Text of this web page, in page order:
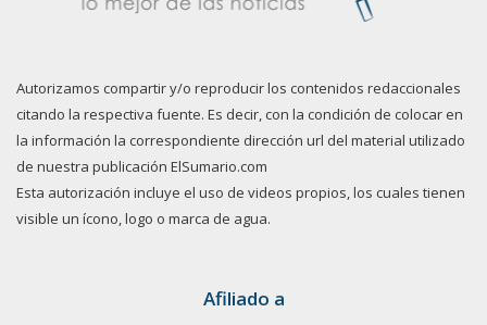
Autorizamos compartir y/o reproducir los contenidos redaccionales
citando la respectiva fuente. Es decir, con la condición de colocar en
la información la correspondiente dirección url del material utilizado
de nuestra publicación ElSumario.com
Esta autorización incluye el uso de videos propios, los cuales tienen
visible un ícono, logo o marca de agua.
Afiliado a